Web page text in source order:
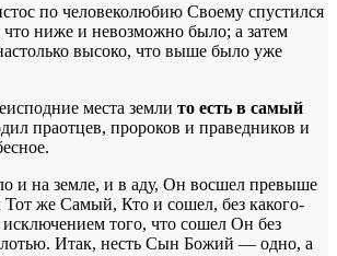
по человеколюбию Своему спустился
ниже и невозможно было; а затем
высоко, что выше было уже
места земли то есть в самый
праотцев, пророков и праведников и
и на земле, и в аду, Он восшел превыше
Тот же Самый, Кто и сошел, без какого-
того, что сошел Он без
Итак, несть Сын Божий — одно, а